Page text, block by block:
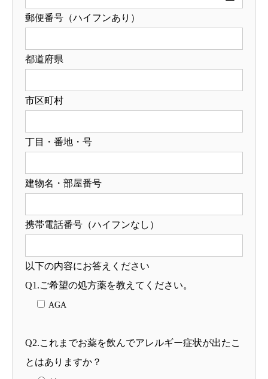
郵便番号（ハイフンあり）
都道府県
市区町村
丁目・番地・号
建物名・部屋番号
携帯電話番号（ハイフンなし）
以下の内容にお答えください
Q1.ご希望の処方薬を教えてください。
AGA
Q2.これまでお薬を飲んでアレルギー症状が出たこ
とはありますか？